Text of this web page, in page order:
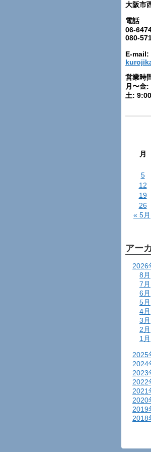
大阪市
電話
06-
080-
E-mail:
営業時
月〜金
土:
月
5
12
19
26
« 5月
アー
2026
8月
7月
6月
5月
4月
3月
2月
1月
2025
2024
2023
2022
2021
2020
2019
2018